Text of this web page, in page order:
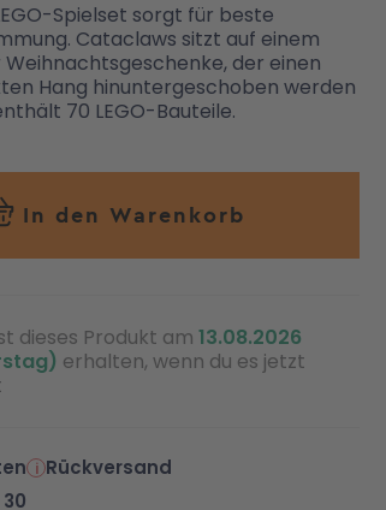
Spielset sorgt für beste
Cataclaws sitzt auf einem
der einen
Hang hinuntergeschoben werden
70 LEGO-Bauteile.
In den Warenkorb
dieses Produkt am 13.08.2026
erhalten, wenn du es jetzt
Rückversand